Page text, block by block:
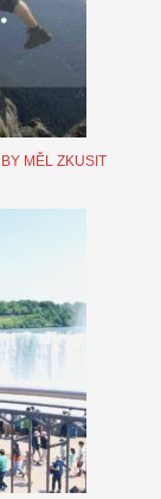
MĚL ZKUSIT